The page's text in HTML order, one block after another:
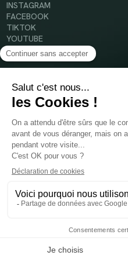
INSTAGRAM
FACEBOOK
TIKTOK
YOUTUBE
Mentions légales
Conditions Générales d’Utilisation
Politique en matière de cookies
POUR VOTRE SANTÉ, MANGEZ AU
Les complément alimentaires doivent être
ne pas être utilisés comme substituts
Réservé à l'adulte. Consulter